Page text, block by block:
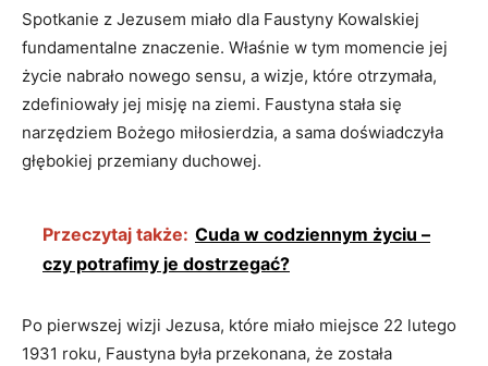
Spotkanie z Jezusem miało dla Faustyny Kowalskiej‌
fundamentalne znaczenie. Właśnie w tym ⁣momencie jej
życie nabrało‌ nowego sensu, a wizje, które otrzymała,
zdefiniowały⁣ jej‍ misję na⁤ ziemi. Faustyna ​stała się
narzędziem Bożego miłosierdzia, a sama doświadczyła
głębokiej przemiany duchowej.
Przeczytaj także: Cuda w codziennym życiu –
czy potrafimy je dostrzegać?
Po ‌pierwszej ‌wizji Jezusa, ⁤które miało⁢ miejsce ‌22 lutego
1931​ roku,⁣ Faustyna​ była przekonana, że została